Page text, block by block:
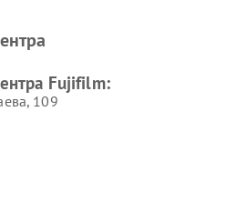
Fujifilm:
109